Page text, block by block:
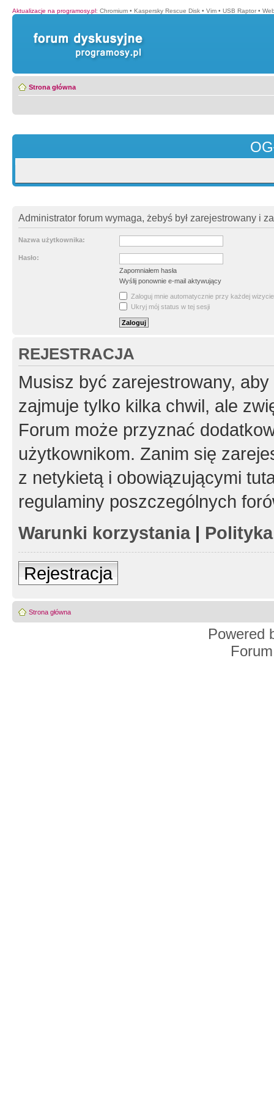
Aktualizacje na programosy.pl: Chromium • Kaspersky Rescue Disk • Vim • USB Raptor •
Strona główna
Administrator forum wymaga, żebyś był zarejestrowany i
Nazwa użytkownika:
Hasło:
Zapomniałem hasła
Wyślij ponownie e-mail aktywujący
Zaloguj mnie automatycznie przy każdej wizycie
Ukryj mój status w tej sesji
REJESTRACJA
Musisz być zarejestrowany,
zajmuje tylko kilka chwil, ale
Forum może przyznać
użytkownikom. Zanim się
z netykietą i obowiązującymi
regulaminy poszczególnych
Warunki korzystania|
Rejestracja
Strona główna
Powered